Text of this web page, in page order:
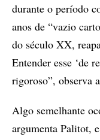
durante o período
anos de “vazio
do século XX,
Entender esse ‘de
rigoroso”, observa
Algo semelhante
argumenta Palitot,